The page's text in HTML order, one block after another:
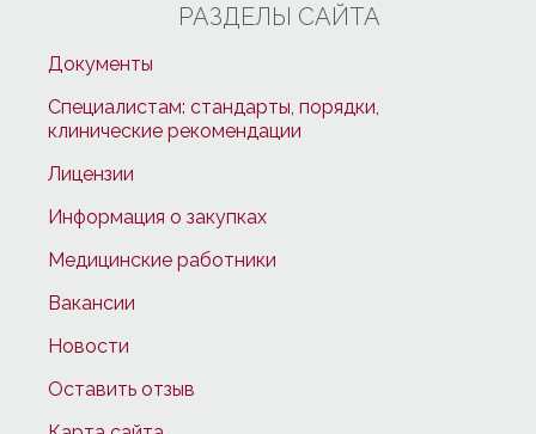
РАЗДЕЛЫ САЙТА
Документы
Специалистам: стандарты, порядки,
клинические рекомендации
Лицензии
Информация о закупках
Медицинские работники
Вакансии
Новости
Оставить отзыв